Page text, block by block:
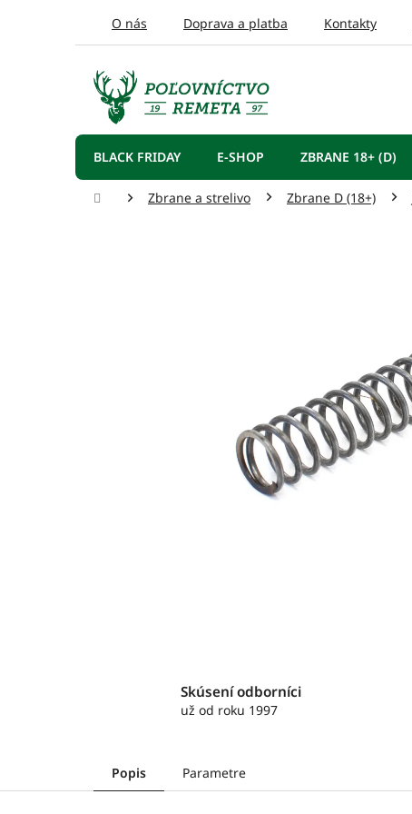
O nás Doprava a platba Kontakty
BLACK FRIDAY E-SHOP ZBRANE 18+ (D)
DomovZbrane a strelivo Zbrane D (18+)
Skúsení odborníci
už od roku 1997
Popis Parametre